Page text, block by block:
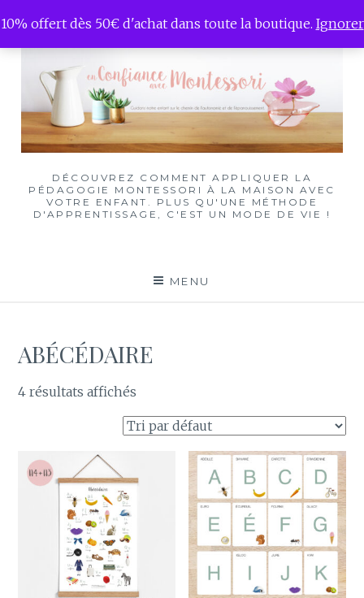
to
DÉCOUVREZ COMMENT APPLIQUER LA
PÉDAGOGIE MONTESSORI À LA MAISON AVEC
VOTRE ENFANT. PLUS QU'UNE MÉTHODE
D'APPRENTISSAGE, C'EST UN MODE DE VIE !
MENU
ABÉCÉDAIRE
4 résultats affichés
10% offert dès 50€ d'achat dans toute la boutique. Ignorer